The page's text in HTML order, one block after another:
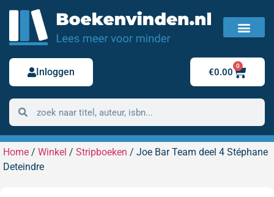
Inloggen €0.00
0
Home / Winkel / Stripboeken / Joe Bar Team deel 4 Stéphane
Deteindre